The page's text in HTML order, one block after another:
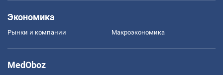
Экономика
Рынки и компании Mакроэкономика
MedOboz